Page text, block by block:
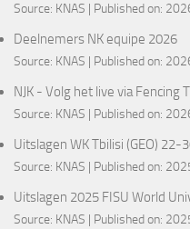
Source: KNAS Published on:
Deelnemers NK equipe 2026
Source: KNAS Published on:
NJK - Volg het live via Fencing
Source: KNAS Published on:
Uitslagen WK Tbilisi (GEO) 22-
Source: KNAS Published on:
Uitslagen 2025 FISU World
Source: KNAS Published on: